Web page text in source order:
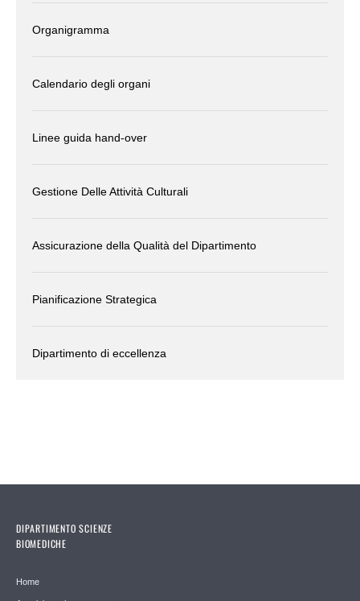
Organigramma
Calendario degli organi
Linee guida hand-over
Gestione Delle Attività Culturali
Assicurazione della Qualità del Dipartimento
Pianificazione Strategica
Dipartimento di eccellenza
DIPARTIMENTO SCIENZE
BIOMEDICHE
Home